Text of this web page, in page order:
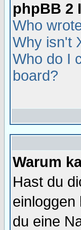
phpBB 2
Who
Why isn't
Who do I
board?
Warum
Hast du
einloggen
du eine